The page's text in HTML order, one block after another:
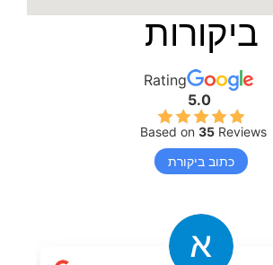
ביקורות
Rating
5.0
Based on 35 Reviews
כתוב ביקורת